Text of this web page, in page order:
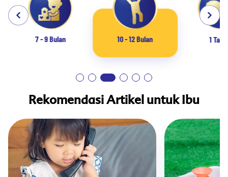
7 - 9 Bulan 10 - 12 Bulan 1
Rekomendasi Artikel untuk Ibu